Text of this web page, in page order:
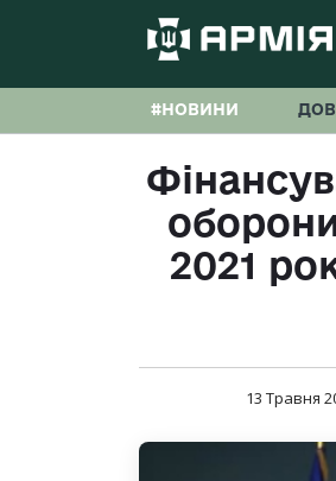
#НОВИНИ
2021
13 Травня